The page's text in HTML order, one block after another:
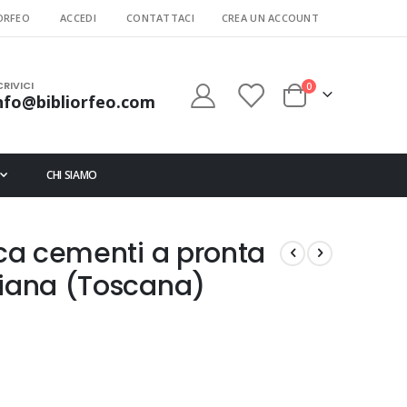
ACCEDI CONTATTACI CREA UN ACCOUNT
Cart
0elementi
CHI SIAMO
cementi a pronta
(Toscana)